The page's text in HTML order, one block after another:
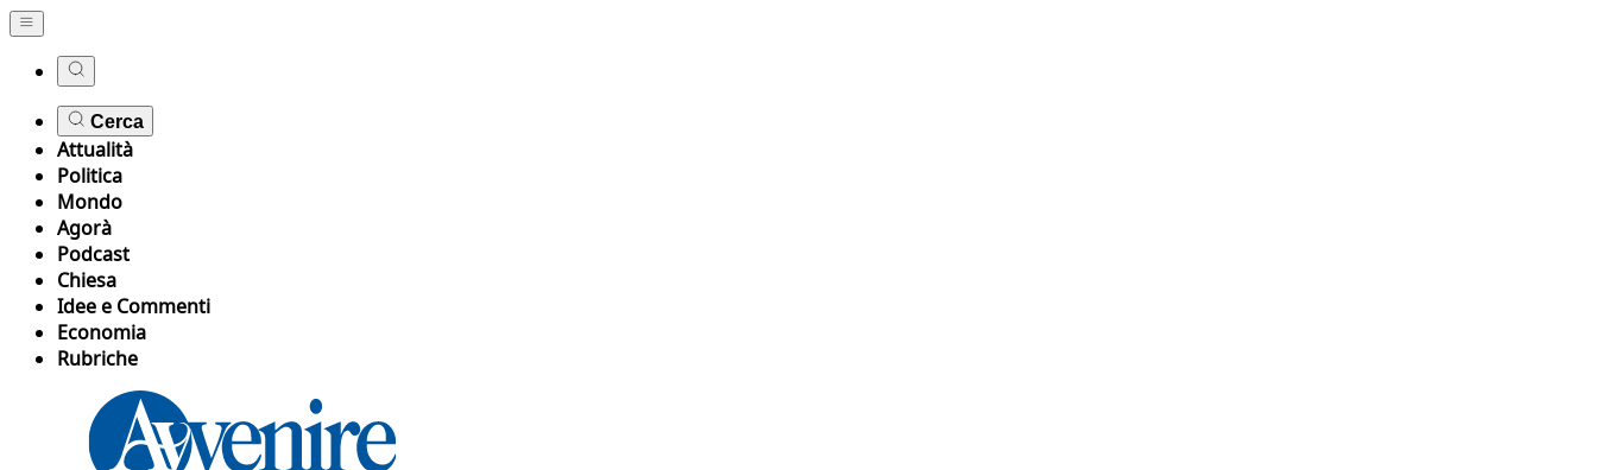
Cerca
Attualità
Politica
Mondo
Agorà
Podcast
Chiesa
Idee e Commenti
Economia
Rubriche